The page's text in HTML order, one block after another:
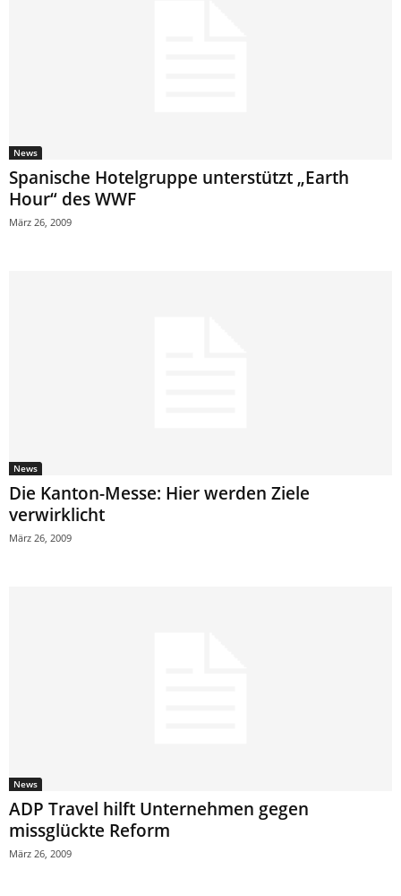
News
Spanische Hotelgruppe unterstützt „Earth
Hour“ des WWF
März 26, 2009
News
Die Kanton-Messe: Hier werden Ziele
verwirklicht
März 26, 2009
News
ADP Travel hilft Unternehmen gegen
missglückte Reform
März 26, 2009